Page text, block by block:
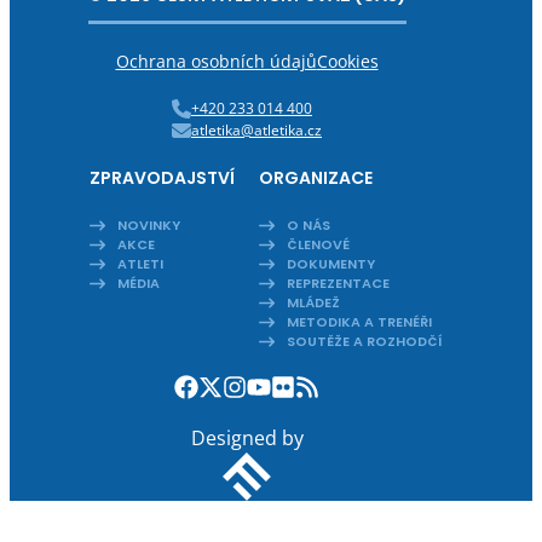
Ochrana osobních údajůCookies
+420 233 014 400
atletika@atletika.cz
ZPRAVODAJSTVÍ
NOVINKY
AKCE
ATLETI
MÉDIA
ORGANIZACE
O NÁS
ČLENOVÉ
DOKUMENTY
REPREZENTACE
MLÁDEŽ
METODIKA A TRENÉŘI
SOUTĚŽE A ROZHODČÍ
Designed by